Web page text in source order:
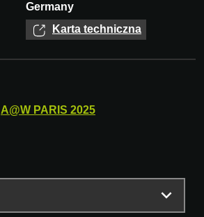
Germany
Karta techniczna
A@W PARIS 2025